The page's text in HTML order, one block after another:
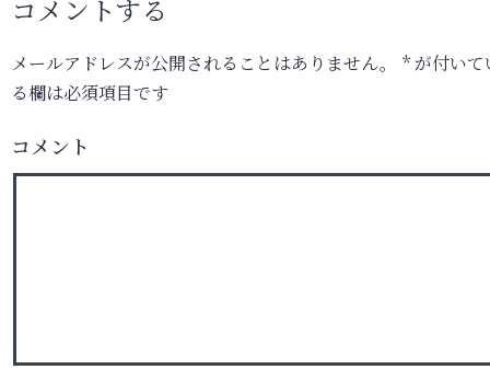
コメントする
メールアドレスが公開されることはありません。 *が付いて
る欄は必須項目です
コメント